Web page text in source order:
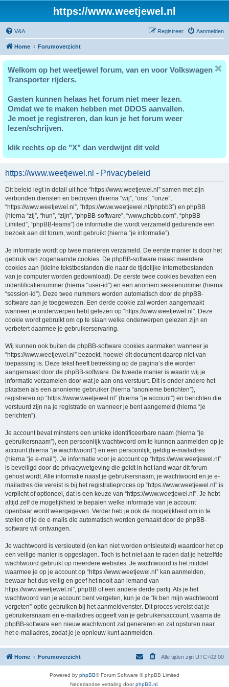
https://www.weetjewel.nl
V&A Aanmelden
Registreer
Home Forumoverzicht
Welkom op het weetjewel forum, van en voor Volkswagen
Transporter rijders.
Gasten kunnen helaas het forum niet meer lezen.
Omdat we te maken hebben met DDOS aanvallen.
Je moet je registreren, dan kun je het forum weer
lezen/schrijven.
klik rechts op de "X" dan verdwijnt dit veld
https://www.weetjewel.nl - Privacybeleid
Dit beleid legt in detail uit hoe “https://www.weetjewel.nl” samen met zijn
verbonden diensten en bedrijven (hierna “wij”, “ons”, “onze”,
“https://www.weetjewel.nl”, “https://www.weetjewel.nl/phpbb3”) en phpBB
(hierna “zij”, “hun”, “zijn”, “phpBB-software”, “www.phpbb.com”, “phpBB
Limited”, “phpBB-teams”) de informatie die wordt verzameld gedurende een
bezoek aan dit forum, wordt gebruikt (hierna “je informatie”).
Je informatie wordt op twee manieren verzameld. De eerste manier is door het
gebruik van zogenaamde cookies. De phpBB-software maakt meerdere
cookies aan (kleine tekstbestanden die naar de tijdelijke internetbestanden
van je computer worden gedownload). De eerste twee cookies bevatten een
indentificatienummer (hierna “user-id”) en een anoniem sessienummer (hierna
“session-id”). Deze twee nummers worden automatisch door de phpBB-
software aan je toegewezen. Een derde cookie zal worden aangemaakt
wanneer je onderwerpen hebt gelezen op “https://www.weetjewel.nl”. Deze
cookie wordt gebruikt om op te slaan welke onderwerpen gelezen zijn en
verbetert daarmee je gebruikerservaring.
Wij kunnen ook buiten de phpBB-software cookies aanmaken wanneer je
“https://www.weetjewel.nl” bezoekt, hoewel dit document daarop niet van
toepassing is. Deze tekst heeft betrekking op de pagina’s die worden
aangemaakt door de phpBB-software. De tweede manier is waarin wij je
informatie verzamelen door wat je aan ons verstuurt. Dit is onder andere het
plaatsen als een anonieme gebruiker (hierna “anonieme berichten”),
registreren op “https://www.weetjewel.nl” (hierna “je account”) en berichten die
verstuurd zijn na je registratie en wanneer je bent aangemeld (hierna “je
berichten”).
Je account bevat minstens een unieke identificeerbare naam (hierna “je
gebruikersnaam”), een persoonlijk wachtwoord om te kunnen aanmelden op je
account (hierna “je wachtwoord”) en een persoonlijk, geldig e-mailadres
(hierna “je e-mail”). Je informatie voor je account op “https://www.weetjewel.nl”
is beveiligd door de privacywetgeving die geldt in het land waar dit forum
gehost wordt. Alle informatie naast je gebruikersnaam, je wachtwoord en je e-
mailadres die vereist is bij het registratieproces op “https://www.weetjewel.nl” is
verplicht of optioneel, dat is een keuze van “https://www.weetjewel.nl”. Je hebt
altijd zelf de mogelijkheid te bepalen welke informatie van je account
openbaar wordt weergegeven. Verder heb je ook de mogelijkheid om in te
stellen of je de e-mails die automatisch worden gemaakt door de phpBB-
software wil ontvangen.
Je wachtwoord is versleuteld (en kan niet worden ontsleuteld) waardoor het op
een veilige manier is opgeslagen. Toch is het niet aan te raden dat je hetzelfde
wachtwoord gebruikt op meerdere websites. Je wachtwoord is het middel
waarmee je op je account op “https://www.weetjewel.nl” kan aanmelden,
bewaar het dus veilig en geef het nooit aan iemand van
https://www.weetjewel.nl”, phpBB of een andere derde partij. Als je het
wachtwoord van je account bent vergeten, kun je de “Ik ben mijn wachtwoord
vergeten”-optie gebruiken bij het aanmeldvenster. Dit proces vereist dat je
gebruikersnaam en e-mailadres opgeeft van je gebruikersaccount, waarna de
phpBB-software een nieuw wachtwoord zal genereren en zal opsturen naar
het e-mailadres, zodat je je opnieuw kunt aanmelden.
Home Forumoverzicht Alle tijden zijn UTC+02:00
Powered by phpBB® Forum Software © phpBB Limited
Nederlandse vertaling doorphpBB.nl